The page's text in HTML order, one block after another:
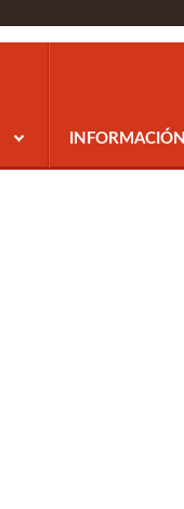
INFORMACIÓN